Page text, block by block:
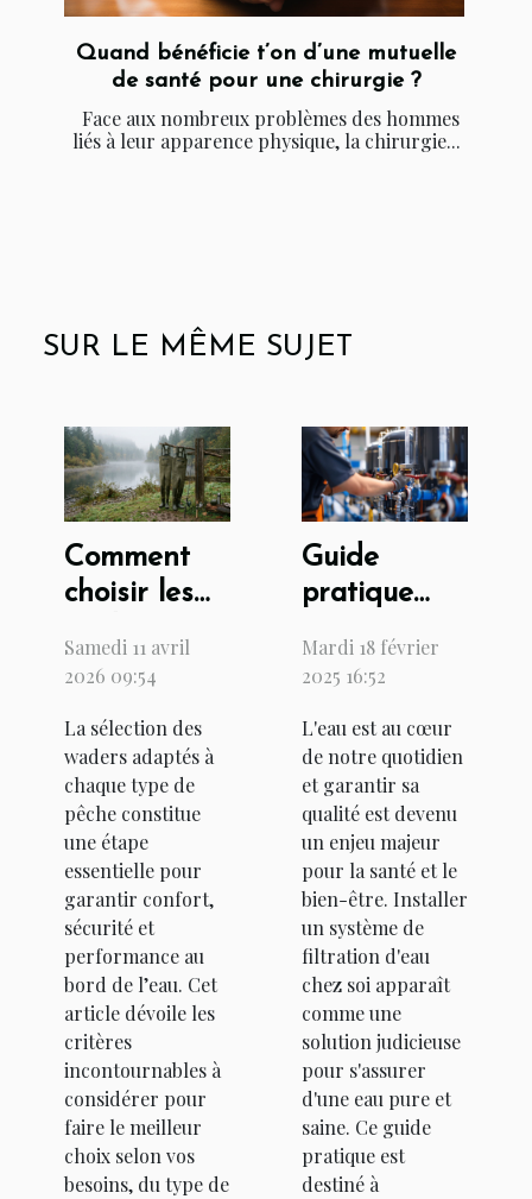
Quand bénéficie t’on d’une mutuelle
de santé pour une chirurgie ?
Face aux nombreux problèmes des hommes
liés à leur apparence physique, la chirurgie...
SUR LE MÊME SUJET
Comment
choisir les
parfaits
type de
pêche ?
Samedi 11 avril
2026 09:54
La sélection des
waders adaptés à
chaque type de
pêche constitue
une étape
essentielle pour
garantir confort,
sécurité et
performance au
bord de l’eau. Cet
article dévoile les
critères
incontournables à
considérer pour
faire le meilleur
choix selon vos
besoins, du type de
Guide
pratique
l'installation
système de
filtration
d'eau chez
soi
Mardi 18 février
2025 16:52
L'eau est au cœur
de notre quotidien
et garantir sa
qualité est devenu
un enjeu majeur
pour la santé et le
bien-être. Installer
un système de
filtration d'eau
chez soi apparaît
comme une
solution judicieuse
pour s'assurer
d'une eau pure et
saine. Ce guide
pratique est
destiné à